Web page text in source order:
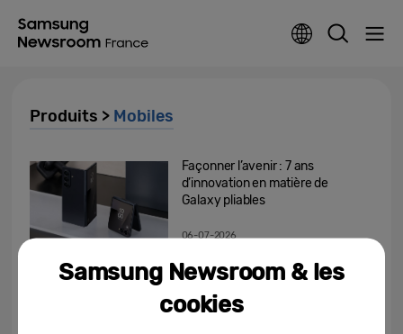
Produits > Mobiles
Façonner l’avenir : 7 ans
d’innovation en matière de
Galaxy pliables
06-07-2026
Samsung étend la disponibilité
chez Decathlon
Samsung Newsroom & les
cookies